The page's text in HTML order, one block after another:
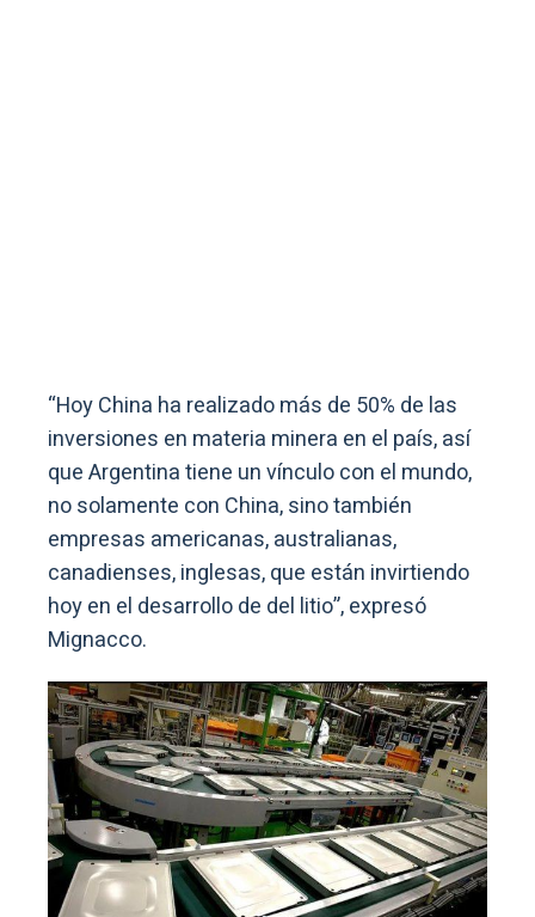
“Hoy China ha realizado más de 50% de las
inversiones en materia minera en el país, así
que Argentina tiene un vínculo con el mundo,
no solamente con China, sino también
empresas americanas, australianas,
canadienses, inglesas, que están invirtiendo
hoy en el desarrollo de del litio”, expresó
Mignacco.